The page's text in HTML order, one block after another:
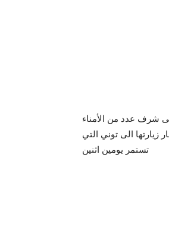
شرف عدد من الأمناء
الى توني التي
تستمر يومين اثنين